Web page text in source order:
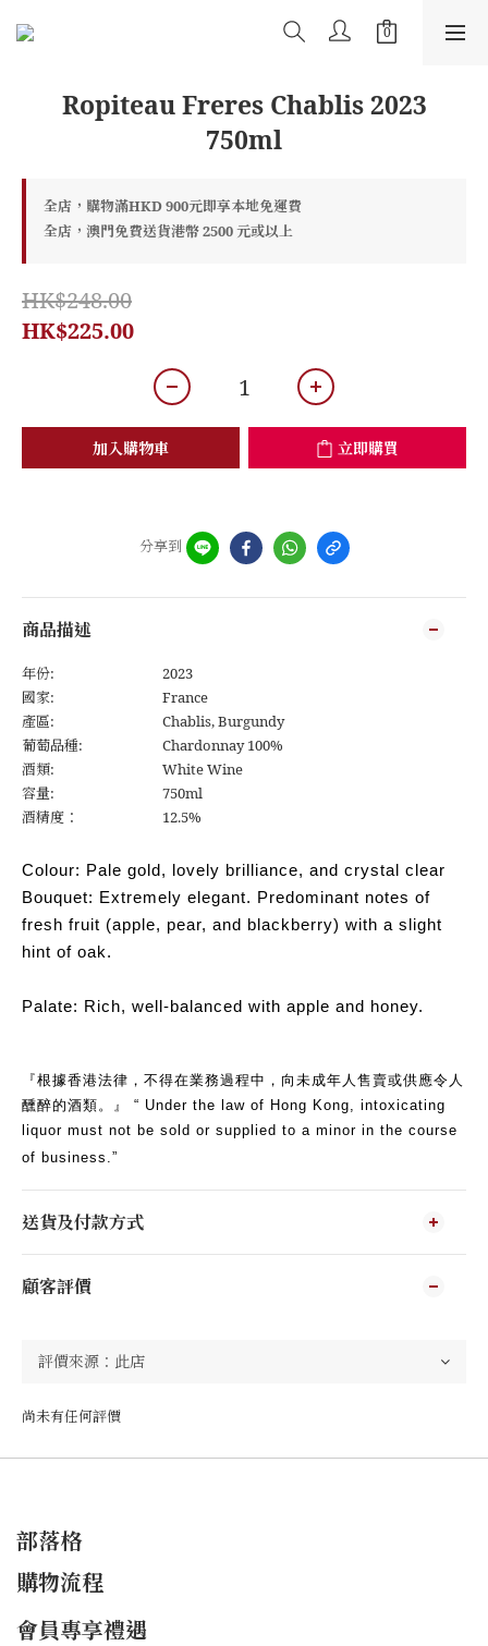
Ropiteau Freres Chablis 2023
750ml
全店，購物滿HKD 900元即享本地免運費
全店，澳門免費送貨港幣 2500 元或以上
HK$248.00
HK$225.00
加入購物車 立即購買
分享到
商品描述
年份:
2023
國家:
France
產區:
Chablis, Burgundy
葡萄品種:
Chardonnay 100%
酒類:
White Wine
容量:
750ml
酒精度：
12.5%
Colour: Pale gold, lovely brilliance, and crystal clear
Bouquet: Extremely elegant. Predominant notes of
fresh fruit (apple, pear, and blackberry) with a slight
hint of oak.
Palate: Rich, well-balanced with apple and honey.
『根據香港法律，不得在業務過程中，向未成年人售賣或供應令人
醺醉的酒類。』 “ Under the law of Hong Kong, intoxicating
liquor must not be sold or supplied to a minor in the course
of business.”
送貨及付款方式
顧客評價
尚未有任何評價
部落格
購物流程
會員專享禮遇